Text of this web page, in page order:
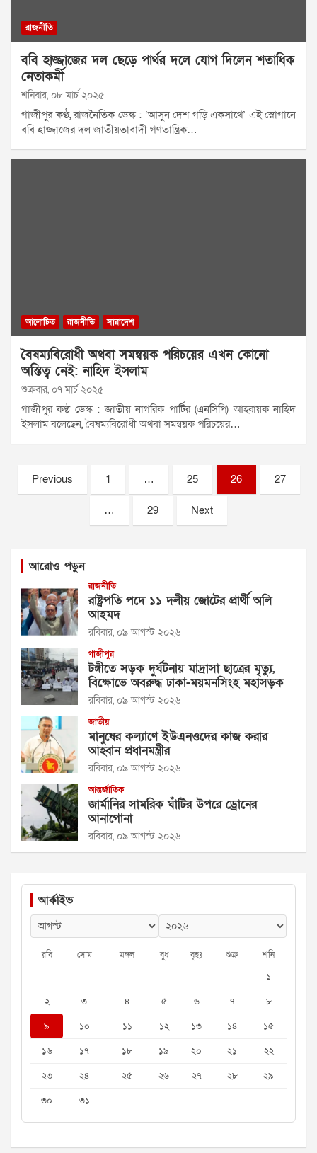
রাজনীতি
ববি হাজ্জাজের দল ছেড়ে পার্থর দলে যোগ দিলেন শতাধিক
নেতাকর্মী
শনিবার, ০৮ মার্চ ২০২৫
গাজীপুর কণ্ঠ, রাজনৈতিক ডেস্ক : ‘আসুন দেশ গড়ি একসাথে’ এই স্লোগানে
ববি হাজ্জাজের দল জাতীয়তাবাদী গণতান্ত্রিক…
আলোচিত রাজনীতি সারাদেশ
বৈষম্যবিরোধী অথবা সমন্বয়ক পরিচয়ের এখন কোনো
অস্তিত্ব নেই: নাহিদ ইসলাম
শুক্রবার, ০৭ মার্চ ২০২৫
গাজীপুর কণ্ঠ ডেস্ক : জাতীয় নাগরিক পার্টির (এনসিপি) আহ্বায়ক নাহিদ
ইসলাম বলেছেন, বৈষম্যবিরোধী অথবা সমন্বয়ক পরিচয়ের…
Posts
pagination
Previous 1 … 25 26 27
… 29 Next
আরোও পড়ুন
রাজনীতি
রাষ্ট্রপতি পদে ১১ দলীয় জোটের প্রার্থী অলি
আহমদ
রবিবার, ০৯ আগস্ট ২০২৬
গাজীপুর
টঙ্গীতে সড়ক দুর্ঘটনায় মাদ্রাসা ছাত্রের মৃত্যু,
বিক্ষোভে অবরুদ্ধ ঢাকা-ময়মনসিংহ মহাসড়ক
রবিবার, ০৯ আগস্ট ২০২৬
জাতীয়
মানুষের কল্যাণে ইউএনওদের কাজ করার
আহ্বান প্রধানমন্ত্রীর
রবিবার, ০৯ আগস্ট ২০২৬
আন্তর্জাতিক
জার্মানির সামরিক ঘাঁটির উপরে ড্রোনের
আনাগোনা
রবিবার, ০৯ আগস্ট ২০২৬
আর্কাইভ
রবি সোম মঙ্গল বুধ বৃহঃ শুক্র শনি
১
২
৩ ৪ ৫ ৬ ৭
৮
৯
১০ ১১ ১২ ১৩ ১৪
১৫
১৬
১৭ ১৮ ১৯ ২০ ২১
২২
২৩
২৪ ২৫ ২৬ ২৭ ২৮
২৯
৩০
৩১